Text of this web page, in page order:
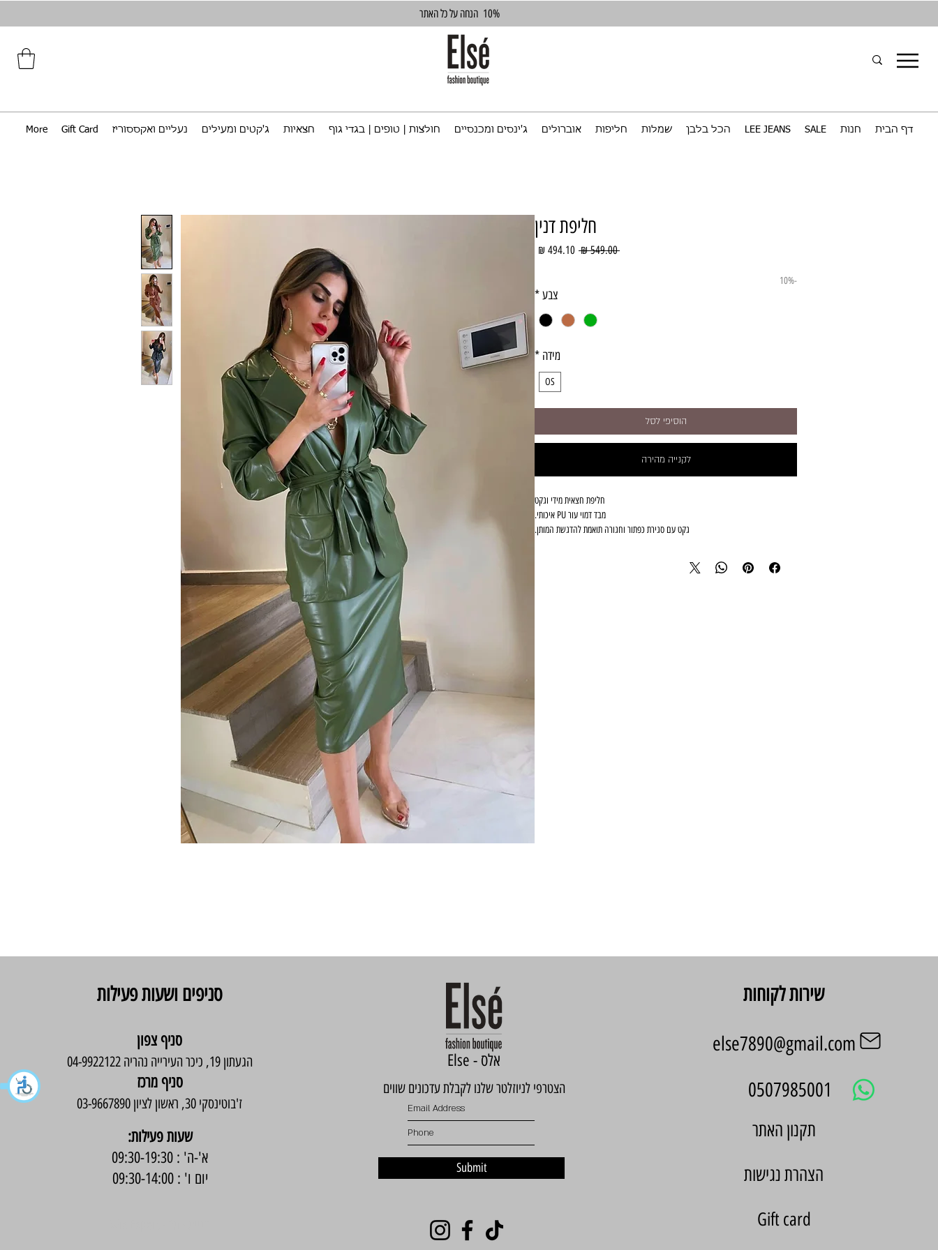
10% הנחה על כל האתר
דף הבית חנות SALE
LEE JEANS הכל בלבן שמלות חליפות אוברולים ג'ינסים ומכנסיים חולצות | טופים | בגדי גוף חצאיות ג'קטים ומעילים נעליים ואקססוריז Gift Card
More
חליפת דנין
‏549.00 ‏₪
מחיר
-10%
צבע*
מידה *
OS
הוסיפי לסל
לקנייה מהירה
חליפת חצאית מידי וגקט
מבד דמוי עור PU איכותי.
גקט עם סגירת כפתור וחגורה תואמת להדגשת המותן.
סניפים ושעות פעילות
סניף צפון
הגעתון 19, כיכר העירייה נהריה 04-9922122
סניף מרכז
ז'בוטינסקי 30, ראשון לציון 03-9667890
:שעות פעילות
א'-ה' : 09:30-19:30
יום ו' : 09:30-14:00
Else - אלס
הצטרפי לניוזלטר שלנו לקבלת עדכונים שווים
Submit
שירות לקוחות
else7890@gmail.com
0507985001
הצהרת נגישות
Gift card